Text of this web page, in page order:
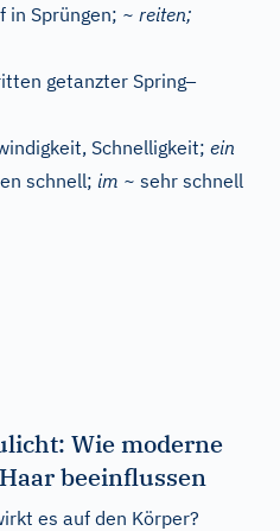
in Sprüngen; ~ reiten;
getanzter Spring–
Schnelligkeit; ein
schnell; im ~ sehr schnell
Wie moderne
beeinflussen
es auf den Körper?